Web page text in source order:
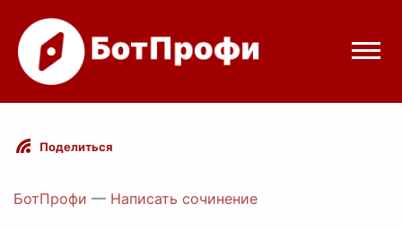
Режимы бота
Цены
Поделиться
БотПрофи — Написать сочинение